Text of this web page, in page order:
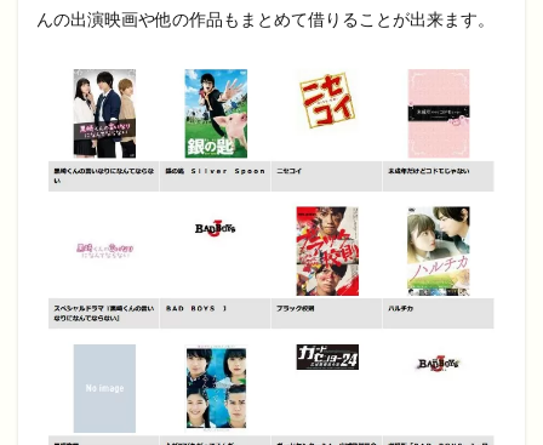
んの出演映画や他の作品もまとめて借りることが出来ます。